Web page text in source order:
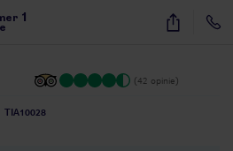
1 35
(42 opinie)
TIA10028